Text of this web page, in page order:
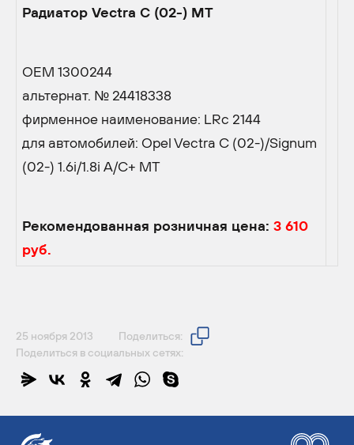
Радиатор Vectra C (02-) MT
OEM 1300244
альтернат. № 24418338
фирменное наименование: LRc 2144
для автомобилей: Opel Vectra C (02-)/Signum
(02-) 1.6i/1.8i A/C+ MT
Рекомендованная розничная цена: 3 610
руб.
25 ноября 2013
Поделиться:
Поделиться в социальных сетях: